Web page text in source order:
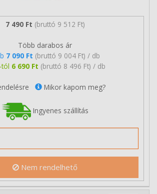
7 490 Ft (bruttó 9 512 Ft)
Több darabos ár
7 090 Ft (bruttó 9 004 Ft) / db
6 690 Ft (bruttó 8 496 Ft) / db
Mikor kapom meg?
Ingyenes szállítás
Nem rendelhető